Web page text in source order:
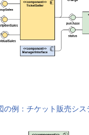
の例：チケット販売シス